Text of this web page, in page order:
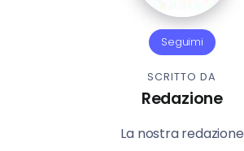
Seguimi
SCRITTO DA
Redazione
La nostra redazione